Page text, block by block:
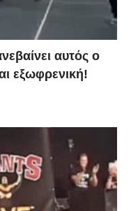
αυτός ο
εξωφρενική!